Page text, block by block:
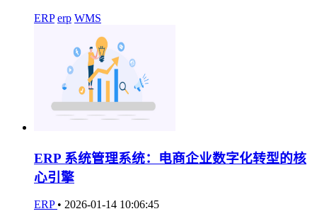
ERP erp WMS
ERP 系统管理系统：电商企业数字化转型的核
心引擎
ERP • 2026-01-14 10:06:45